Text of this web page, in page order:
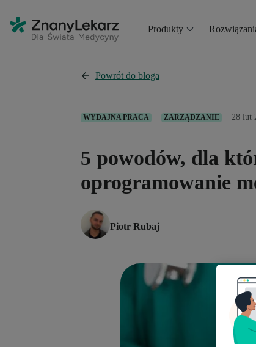
Produkty
Powrót do bloga
WYDAJNA PRACA ZARZĄDZANIE 28 lut
5 powodów, dla
oprogramowanie
Piotr Rubaj